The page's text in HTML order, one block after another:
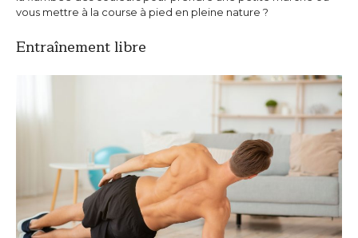
vous mettre à la course à pied en pleine nature ?
Entraînement libre